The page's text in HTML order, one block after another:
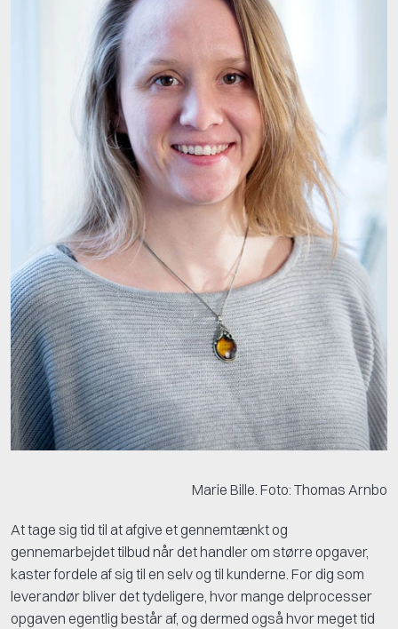
Marie Bille. Foto: Thomas Arnbo
At tage sig tid til at afgive et gennemtænkt og
gennemarbejdet tilbud når det handler om større opgaver,
kaster fordele af sig til en selv og til kunderne. For dig som
leverandør bliver det tydeligere, hvor mange delprocesser
opgaven egentlig består af, og dermed også hvor meget tid